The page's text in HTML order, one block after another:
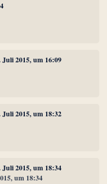
Juli 2015, um 16:09
Juli 2015, um 18:32
Juli 2015, um 18:34
um 18:34